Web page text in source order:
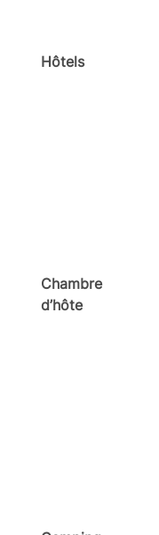
Hôtels
Chambre
d’hôte